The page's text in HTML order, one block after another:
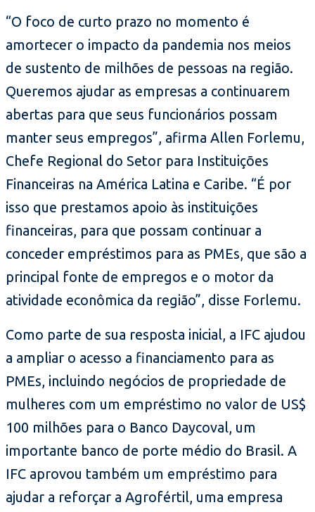
“O foco de curto prazo no momento é
amortecer o impacto da pandemia nos meios
de sustento de milhões de pessoas na região.
Queremos ajudar as empresas a continuarem
abertas para que seus funcionários possam
manter seus empregos”, afirma Allen Forlemu,
Chefe Regional do Setor para Instituições
Financeiras na América Latina e Caribe. “É por
isso que prestamos apoio às instituições
financeiras, para que possam continuar a
conceder empréstimos para as PMEs, que são a
principal fonte de empregos e o motor da
atividade econômica da região”, disse Forlemu.
Como parte de sua resposta inicial, a IFC ajudou
a ampliar o acesso a financiamento para as
PMEs, incluindo negócios de propriedade de
mulheres com um empréstimo no valor de US$
100 milhões para o Banco Daycoval, um
importante banco de porte médio do Brasil. A
IFC aprovou também um empréstimo para
ajudar a reforçar a Agrofértil, uma empresa